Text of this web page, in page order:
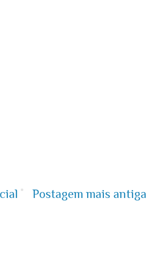
Postagem mais antiga